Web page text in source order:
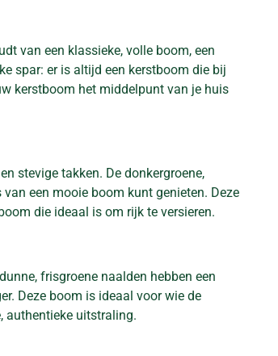
van een klassieke, volle boom, een
spar: er is altijd een kerstboom die bij
kerstboom het middelpunt van je huis
stevige takken. De donkergroene,
een mooie boom kunt genieten. Deze
die ideaal is om rijk te versieren.
frisgroene naalden hebben een
Deze boom is ideaal voor wie de
authentieke uitstraling.